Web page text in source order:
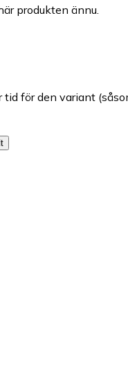
produkten ännu.
tid för den variant